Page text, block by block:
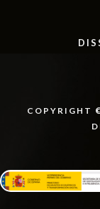
COPYRIGHT